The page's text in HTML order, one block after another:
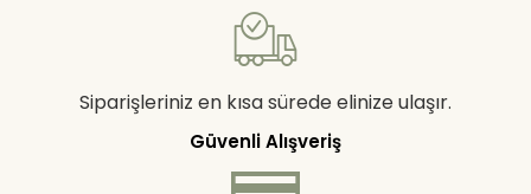
Siparişleriniz en kısa sürede elinize ulaşır.
Güvenli Alışveriş